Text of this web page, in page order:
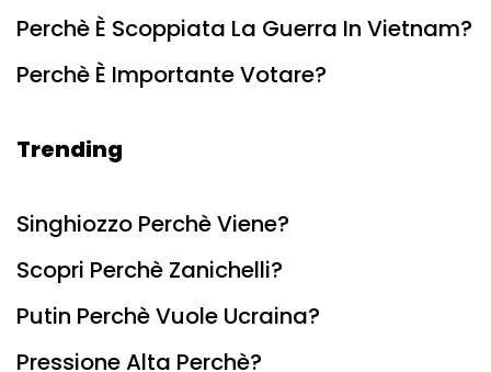
Perchè È Scoppiata La Guerra In Vietnam?
Perchè È Importante Votare?
Trending
Singhiozzo Perchè Viene?
Scopri Perchè Zanichelli?
Putin Perchè Vuole Ucraina?
Pressione Alta Perchè?